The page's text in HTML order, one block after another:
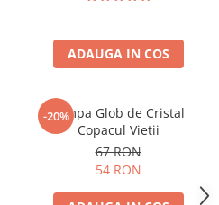
ADAUGA IN COS
-20%
Lampa Glob de Cristal
Copacul Vietii
67 RON
54 RON